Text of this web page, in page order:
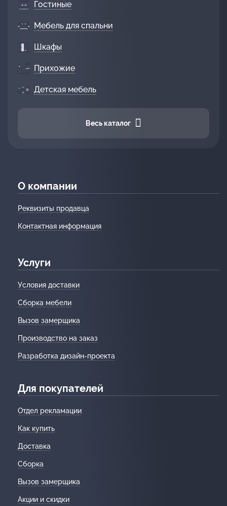
Гостиные
Мебель для спальни
Шкафы
Прихожие
Детская мебель
Весь каталог
О компании
Реквизиты продавца
Контактная информация
Услуги
Условия доставки
Сборка мебели
Вызов замерщика
Производство на заказ
Разработка дизайн-проекта
Для покупателей
Отдел рекламации
Как купить
Доставка
Сборка
Вызов замерщика
Акции и скидки